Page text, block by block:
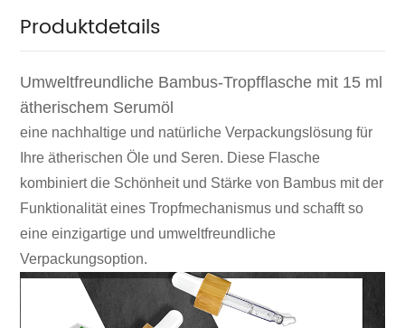
Produktdetails
Umweltfreundliche Bambus-Tropfflasche mit 15 ml
ätherischem Serumöl
eine nachhaltige und natürliche Verpackungslösung für
Ihre ätherischen Öle und Seren. Diese Flasche
kombiniert die Schönheit und Stärke von Bambus mit der
Funktionalität eines Tropfmechanismus und schafft so
eine einzigartige und umweltfreundliche
Verpackungsoption.